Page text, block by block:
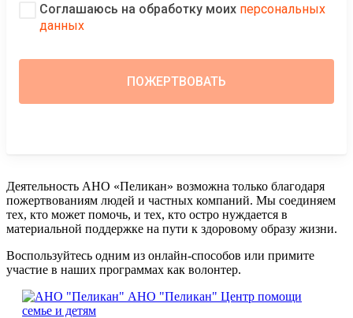
Соглашаюсь на обработку моих персональных
данных
Деятельность АНО «Пеликан» возможна только благодаря
пожертвованиям людей и частных компаний. Мы соединяем
тех, кто может помочь, и тех, кто остро нуждается в
материальной поддержке на пути к здоровому образу жизни.
Воспользуйтесь одним из онлайн-способов или примите
участие в наших программах как волонтер.
АНО "Пеликан" Центр помощи
семье и детям